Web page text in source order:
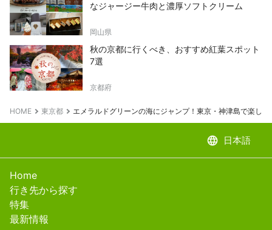
なジャージー牛肉と濃厚ソフトクリーム
岡山県
秋の京都に行くべき、おすすめ紅葉スポット
7選
京都府
HOME 東京都 エメラルドグリーンの海にジャンプ！東京・神津島で楽し
language 日本語
Home
行き先から探す
特集
最新情報